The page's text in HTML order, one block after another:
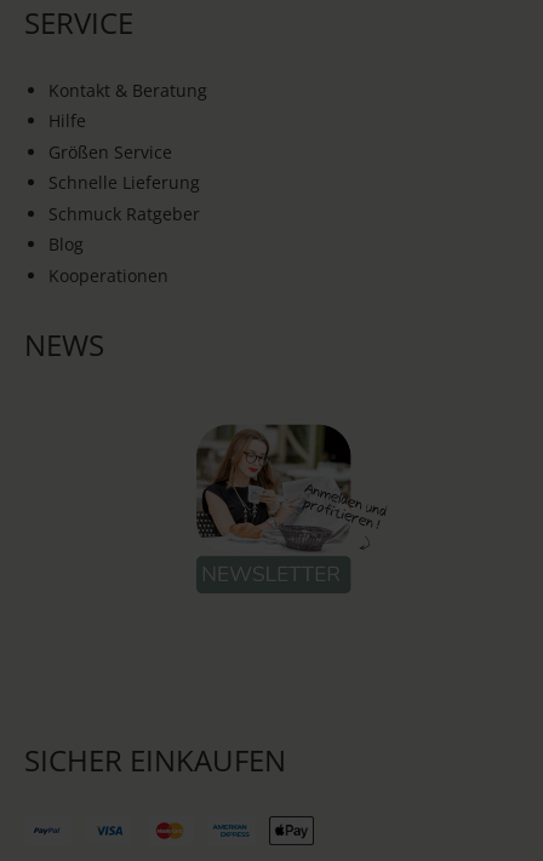
SERVICE
Kontakt & Beratung
Hilfe
Größen Service
Schnelle Lieferung
Schmuck Ratgeber
Blog
Kooperationen
NEWS
SICHER EINKAUFEN